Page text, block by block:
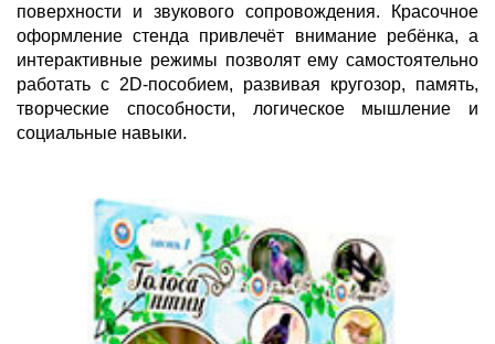
поверхности и звукового сопровождения. Красочное
оформление стенда привлечёт внимание ребёнка, а
интерактивные режимы позволят ему самостоятельно
работать с 2D-пособием, развивая кругозор, память,
творческие способности, логическое мышление и
социальные навыки.